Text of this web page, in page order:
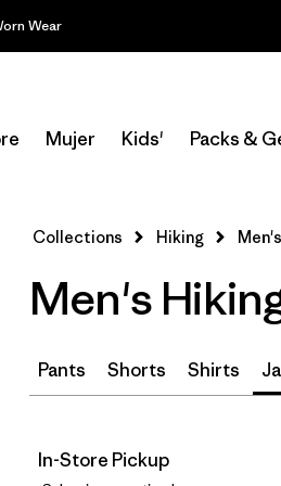
Wear
Mujer Kids' Packs &
Collections Hiking
Men's
Pants Shorts Shirts
In-Store Pickup